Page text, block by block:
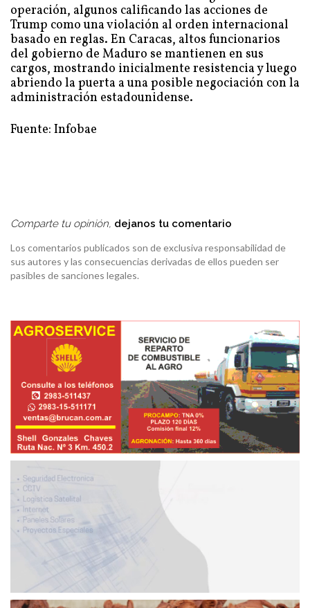
operación, algunos calificando las acciones de
Trump como una violación al orden internacional
basado en reglas. En Caracas, altos funcionarios
del gobierno de Maduro se mantienen en sus
cargos, mostrando inicialmente resistencia y luego
abriendo la puerta a una posible negociación con la
administración estadounidense.
Fuente: Infobae
Comparte tu opinión, dejanos tu comentario
Los comentarios publicados son de exclusiva responsabilidad de
sus autores y las consecuencias derivadas de ellos pueden ser
pasibles de sanciones legales.